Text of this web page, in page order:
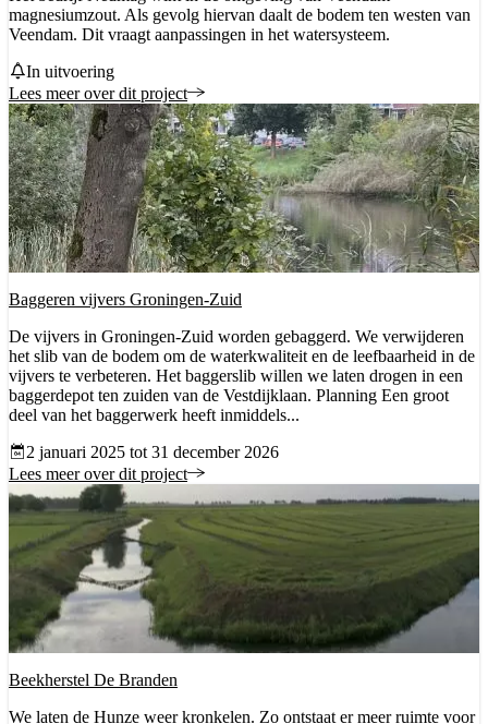
magnesiumzout. Als gevolg hiervan daalt de bodem ten westen van
Veendam. Dit vraagt aanpassingen in het watersysteem.
Status
In uitvoering
Lees meer over dit project
Baggeren vijvers Groningen-Zuid
De vijvers in Groningen-Zuid worden gebaggerd. We verwijderen
het slib van de bodem om de waterkwaliteit en de leefbaarheid in de
vijvers te verbeteren. Het baggerslib willen we laten drogen in een
baggerdepot ten zuiden van de Vestdijklaan. Planning Een groot
deel van het baggerwerk heeft inmiddels...
Datum vanaf
2 januari 2025 tot 31 december 2026
Lees meer over dit project
Beekherstel De Branden
We laten de Hunze weer kronkelen. Zo ontstaat er meer ruimte voor